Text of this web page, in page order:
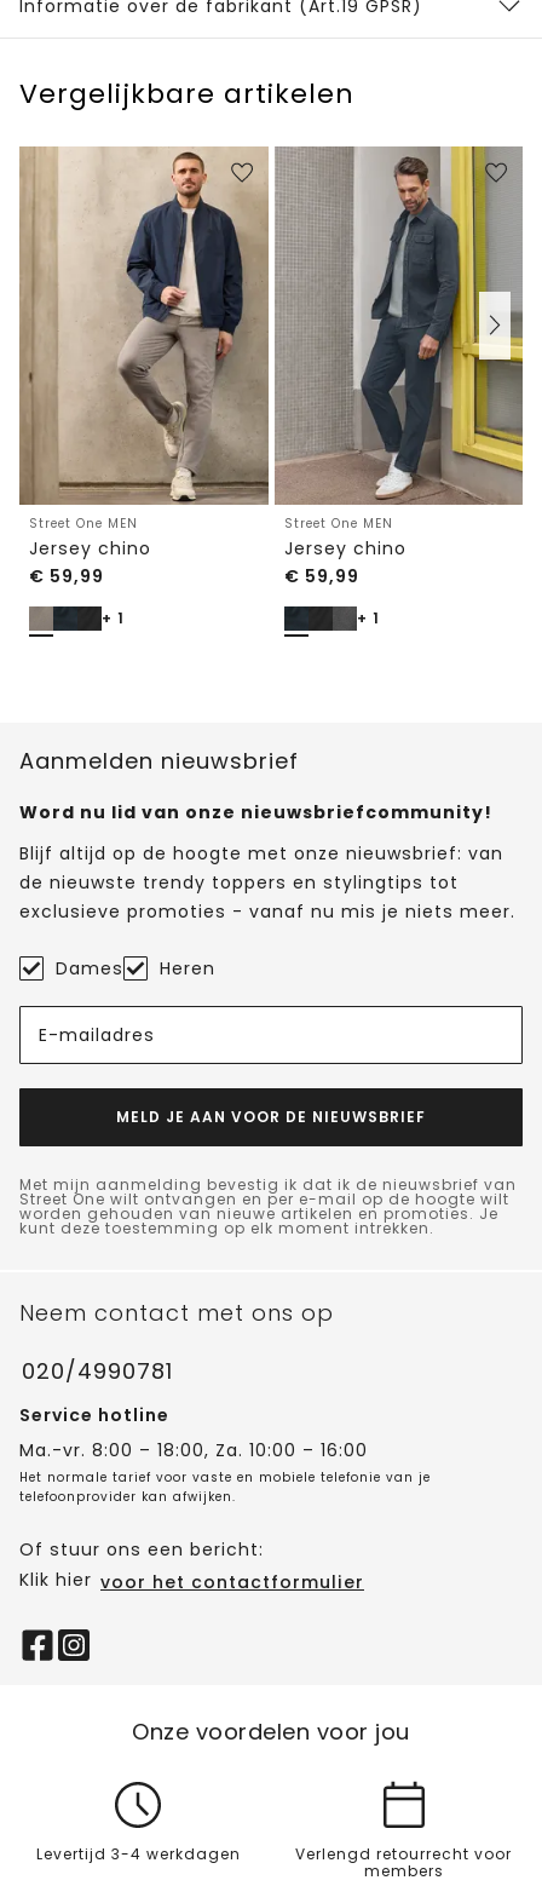
Informatie over de fabrikant (Art.19 GPSR)
Vergelijkbare artikelen
Street One MEN
Jersey chino
€ 59,99
+ 1
Street One MEN
Jersey chino
€ 59,99
+ 1
Aanmelden nieuwsbrief
Word nu lid van onze nieuwsbriefcommunity!
Blijf altijd op de hoogte met onze nieuwsbrief: van
de nieuwste trendy toppers en stylingtips tot
exclusieve promoties - vanaf nu mis je niets meer.
Dames Heren
E-mailadres
MELD JE AAN VOOR DE NIEUWSBRIEF
Met mijn aanmelding bevestig ik dat ik de nieuwsbrief van
Street One wilt ontvangen en per e-mail op de hoogte wilt
worden gehouden van nieuwe artikelen en promoties. Je
kunt deze toestemming op elk moment intrekken.
Neem contact met ons op
020/4990781
Service hotline
Ma.-vr. 8:00 – 18:00, Za. 10:00 – 16:00
Het normale tarief voor vaste en mobiele telefonie van je
telefoonprovider kan afwijken.
Of stuur ons een bericht:
Klik hier voor het contactformulier
Onze voordelen voor jou
Levertijd 3-4 werkdagen
Verlengd retourrecht voor
members